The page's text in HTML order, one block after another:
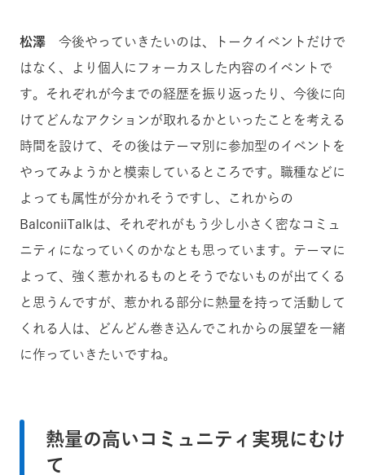
松澤 今後やっていきたいのは、トークイベントだけで
はなく、より個人にフォーカスした内容のイベントで
す。それぞれが今までの経歴を振り返ったり、今後に向
けてどんなアクションが取れるかといったことを考える
時間を設けて、その後はテーマ別に参加型のイベントを
やってみようかと模索しているところです。職種などに
よっても属性が分かれそうですし、これからの
BalconiiTalkは、それぞれがもう少し小さく密なコミュ
ニティになっていくのかなとも思っています。テーマに
よって、強く惹かれるものとそうでないものが出てくる
と思うんですが、惹かれる部分に熱量を持って活動して
くれる人は、どんどん巻き込んでこれからの展望を一緒
に作っていきたいですね。
熱量の高いコミュニティ実現にむけ
て